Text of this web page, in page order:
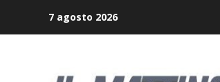
7 agosto 2026